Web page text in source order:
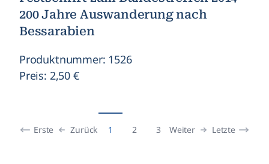
200 Jahre Auswanderung nach
Bessarabien
Produktnummer: 1526
Preis: 2,50 €
Erste Zurück 1 2 3 Weiter Letzte